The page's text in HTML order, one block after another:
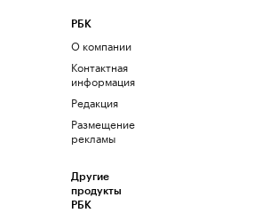
РБК
О компании
Контактная
информация
Редакция
Размещение
рекламы
Другие
продукты
РБК